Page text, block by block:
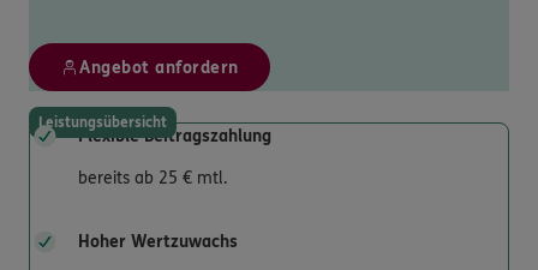
Angebot anfordern
Leistungsübersicht
Flexible Beitragszahlung
bereits ab 25 € mtl.
Hoher Wertzuwachs